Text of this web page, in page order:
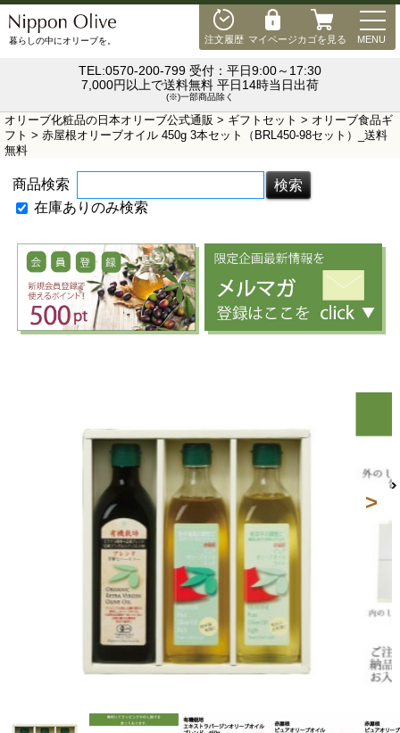
注文履歴 マイページカゴを見る MENU
暮らしの中にオリーブを。
TEL:0570-200-799 受付：平日9:00～17:30
7,000円以上で送料無料 平日14時当日出荷
(※)一部商品除く
オリーブ化粧品の日本オリーブ公式通販 > ギフトセット > オリーブ食品ギ
フト > 赤屋根オリーブオイル 450g 3本セット（BRL450-98セット）_送料
無料
商品検索
在庫ありのみ検索